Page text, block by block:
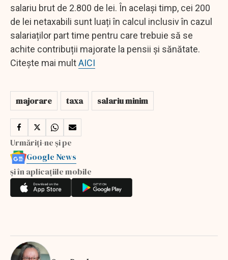
salariu brut de 2.800 de lei. În același timp, cei 200
de lei netaxabili sunt luați în calcul inclusiv în cazul
salariaților part time pentru care trebuie să se
achite contribuții majorate la pensii și sănătate.
Citește mai multAICI
majorare taxa salariu minim
Urmăriți-ne și pe
Google News
și în aplicațiile mobile